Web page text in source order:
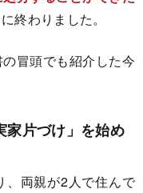
終わりました。
冒頭でも紹介した今
家片づけ」を始め
、両親が2人で住んで